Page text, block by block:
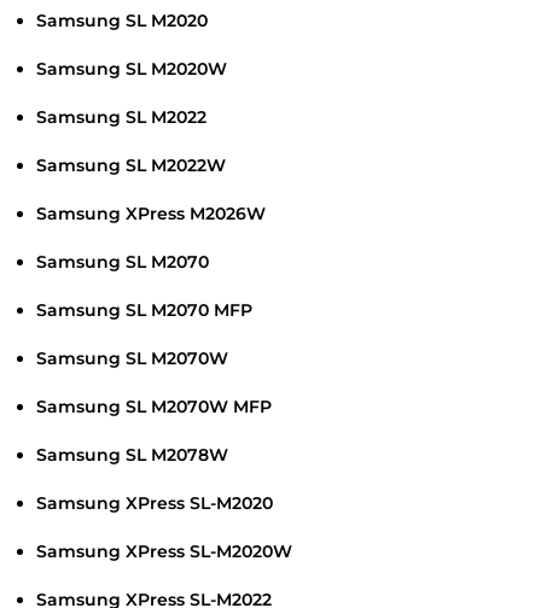
Samsung SL M2020
Samsung SL M2020W
Samsung SL M2022
Samsung SL M2022W
Samsung XPress M2026W
Samsung SL M2070
Samsung SL M2070 MFP
Samsung SL M2070W
Samsung SL M2070W MFP
Samsung SL M2078W
Samsung XPress SL-M2020
Samsung XPress SL-M2020W
Samsung XPress SL-M2022